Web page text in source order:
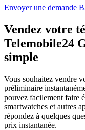
Envoyer une demande
Vendez votre
Telemobile24
simple
Vous souhaitez vendre
préliminaire
pouvez facilement faire
smartwatches et autres
répondez à quelques
prix instantanée.